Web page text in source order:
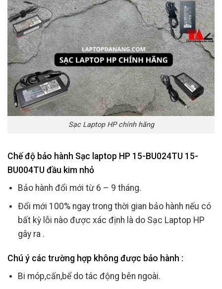
Sạc Laptop HP chính hãng
Chế độ bảo hành Sạc laptop HP 15-BU024TU 15-
BU004TU đầu kim nhỏ
Bảo hành đổi mới từ 6 – 9 tháng.
Đổi mới 100% ngay trong thời gian bảo hành nếu có
bất kỳ lỗi nào được xác định là do Sạc Laptop HP
gây ra .
Chú ý các trường hợp không được bảo hành :
Bi móp,cấn,bể do tác động bên ngoài.